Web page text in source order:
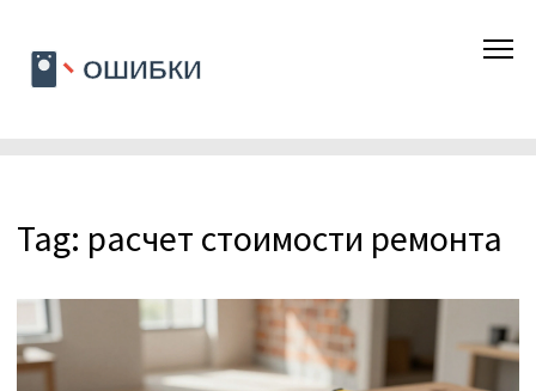
Tag: расчет стоимости ремонта